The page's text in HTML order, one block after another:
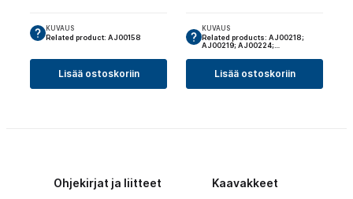
KUVAUS
Related product: AJ00158
Lisää ostoskoriin
KUVAUS
Related products: AJ00218;
AJ00219; AJ00224;…
Lisää ostoskoriin
Ohjekirjat ja liitteet Kaavakkeet